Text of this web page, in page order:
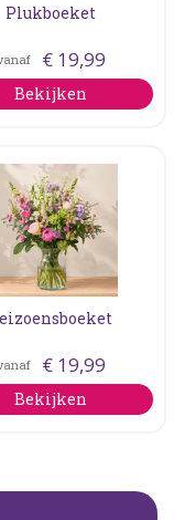
Plukboeket
€ 19,99
Bekijken
€ 19,99
Bekijken